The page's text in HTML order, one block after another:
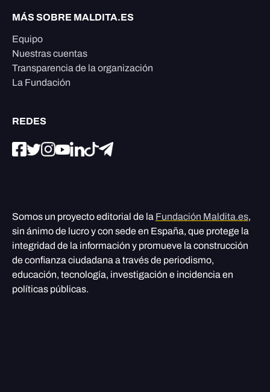
MÁS SOBRE MALDITA.ES
Equipo
Nuestras cuentas
Transparencia de la organización
La Fundación
REDES
Somos un proyecto editorial de la Fundación Maldita.es,
sin ánimo de lucro y con sede en España, que protege la
integridad de la información y promueve la construcción
de confianza ciudadana a través de periodismo,
educación, tecnología, investigación e incidencia en
políticas públicas.